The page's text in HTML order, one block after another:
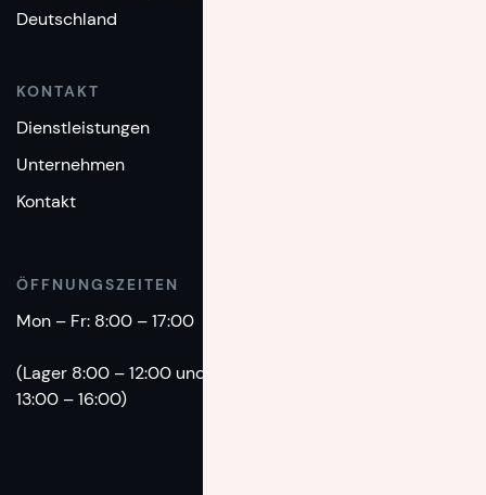
Deutschland
KONTAKT
Dienstleistungen
Unternehmen
Kontakt
ÖFFNUNGSZEITEN
Mon – Fr: 8:00 – 17:00
(Lager 8:00 – 12:00 und
13:00 – 16:00)